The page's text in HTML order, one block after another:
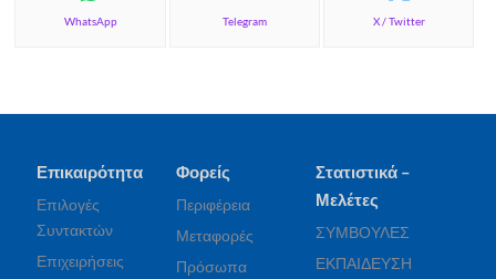
WhatsApp Telegram X / Twitter
Επικαιρότητα
Επιλογές
Συντακτών
Επιχειρήσεις
Φορείς
Περιφέρεια
Μεταφορές
Πρόσωπα
Στατιστικά –
Μελέτες
ΣΥΜΒΟΥΛΕΣ
ΕΚΠΑΙΔΕΥΣΗ